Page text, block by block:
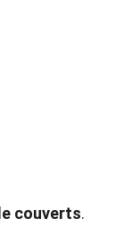
couverts.